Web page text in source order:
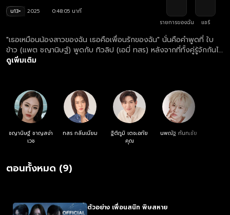
น13+ 2025
0:48:05 นาที
รายการของฉัน
แชร์
"เธอเหมือนน้องสาวของฉัน เธอคือเพื่อนรักของฉัน" นั่นคือคำพูดที่ ใบ
ข้าว (แพต ชญานิษฐ์) พูดกับ ทิวลิป (เอมี่ ทสร) หลังจากที่ทั้งคู่รู้จักกันได้
ไม่นาน ก่อนที่โลกของทิวลิปและใบข้าวจะไม่เหมือนเดิมอีกต่อไป เรื่องราว
ภูมิ) เพื่อนสมัยเรียนมัธยมที่แอบชอบเธอมานาน เต๋ายอมใบข้าวได้ทุก
อย่าง ทางฝั่งของทิวลิป เธอมี นะโม (บุ๋น นพณัฐ) เพื่อนหนุ่มร่วมคณะที่
คอยอยู่ใกล้ๆ ปกป้องเธอไม่ห่าง นะโมจะต้องช่วยทิวลิปให้รอดพ้นจาก
แผนร้ายของใบข้าวให้ได้ แต่เรื่องของความแค้นคงจะไม่จบลงง่ายๆ และ
อาจกลายเป็นโศกนาฏกรรมเพราะ “เพื่อนอิจฉา”
ดูเพิ่มเติม
ชญานิษฐ์ ชาญสง่า
เวช
ทสร กลิ่นเนียม
ฐิติภูมิ เตชะอภัย
คุณ
นพณัฐ กันทะชัย
ตอนทั้งหมด (9)
ตัวอย่าง เพื่อนสนิท พิษสหาย